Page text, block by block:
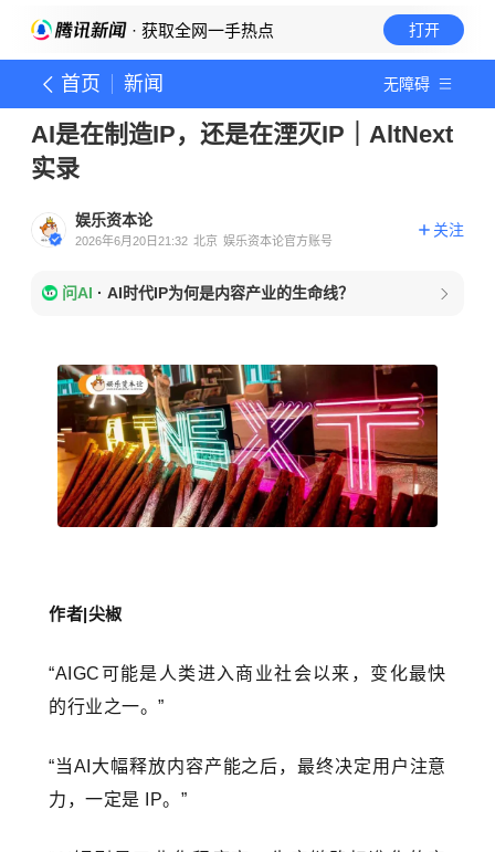
· 获取全网一手热点 打开
首页 新闻 无障碍
AI是在制造IP，还是在湮灭IP｜AltNext
实录
娱乐资本论
2026年6月20日21:32 北京 娱乐资本论官方账号
关注
问AI · AI时代IP为何是内容产业的生命线？
作者|尖椒
“AIGC可能是人类进入商业社会以来，变化最快
的行业之一。”
“当AI大幅释放内容产能之后，最终决定用户注意
力，一定是 IP。”